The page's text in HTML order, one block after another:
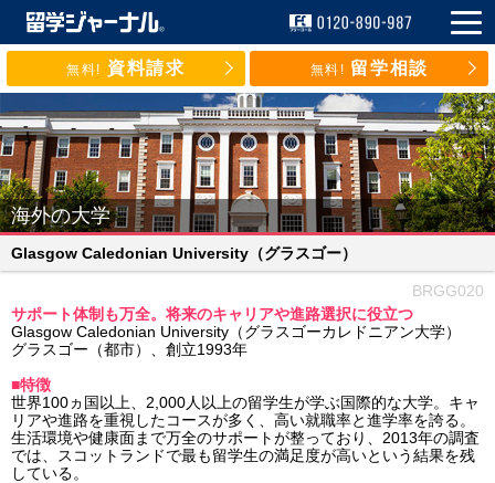
無料! 資料請求 無料! 留学相談
海外の大学
Glasgow Caledonian University （グラスゴー）
BRGG020
サポート体制も万全。将来のキャリアや進路選択に役立つ
Glasgow Caledonian University（グラスゴーカレドニアン大学）
グラスゴー（都市）、創立1993年
■特徴
世界100ヵ国以上、2,000人以上の留学生が学ぶ国際的な大学。キャ
リアや進路を重視したコースが多く、高い就職率と進学率を誇る。
生活環境や健康面まで万全のサポートが整っており、2013年の調査
では、スコットランドで最も留学生の満足度が高いという結果を残
している。